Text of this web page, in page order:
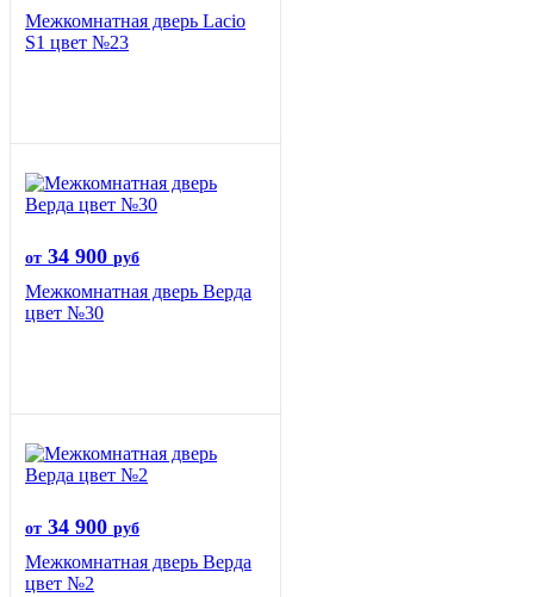
Межкомнатная дверь Lacio
S1 цвет №23
от 34 900 руб
Межкомнатная дверь Верда
цвет №30
от 34 900 руб
Межкомнатная дверь Верда
цвет №2